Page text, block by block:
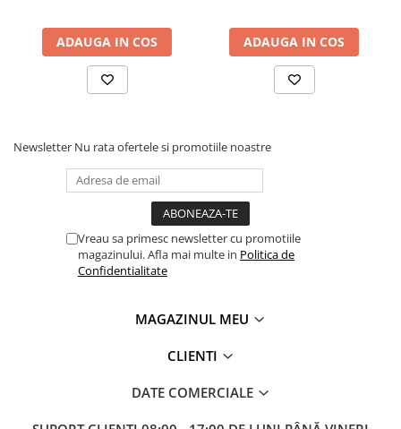
Masini pneumatice de filetat
Masini electrice de filetat
Exhaustor pentru aschii metal
Accesorii prelucrare metal
Universale de strung si accesorii
pentru strunguri
Falci pentru 3 bacuri PS3/ PO3
Falci pentru 4 bacuri PS4/ PO4
Fălcile pentru 3-bacuri DK11
Fălcile pentru 4-bacuri DK12
Mandrină cu 3 fălci din fontă
Mandrină cu 3 fălci din otel
ADAUGA IN COS ADAUGA IN COS
Newsletter Nu rata ofertele si promotiile noastre
Vreau sa primesc newsletter cu promotiile
magazinului. Afla mai multe in Politica de
Confidentialitate
MAGAZINUL MEU
CLIENTI
DATE COMERCIALE